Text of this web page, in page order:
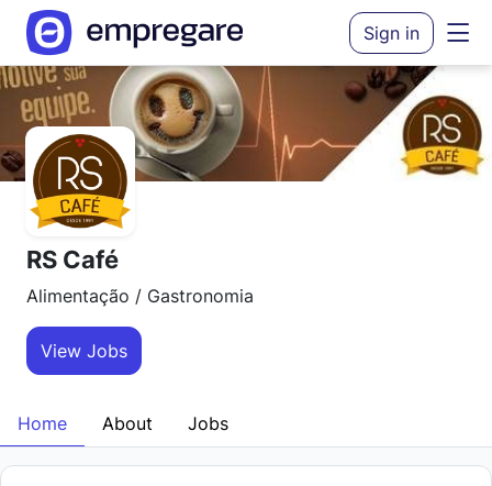
Sign in
RS Café
Alimentação / Gastronomia
View Jobs
Home About Jobs